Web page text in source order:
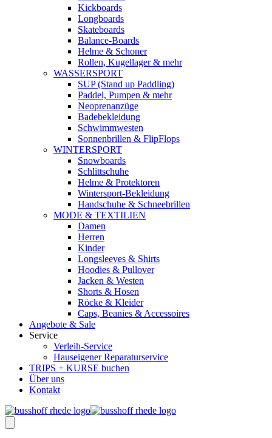
Kickboards
Longboards
Skateboards
Balance-Boards
Helme & Schoner
Rollen, Kugellager & mehr
WASSERSPORT
SUP (Stand up Paddling)
Paddel, Pumpen & mehr
Neoprenanzüge
Badebekleidung
Schwimmwesten
Sonnenbrillen & FlipFlops
WINTERSPORT
Snowboards
Schlittschuhe
Helme & Protektoren
Wintersport-Bekleidung
Handschuhe & Schneebrillen
MODE & TEXTILIEN
Damen
Herren
Kinder
Longsleeves & Shirts
Hoodies & Pullover
Jacken & Westen
Shorts & Hosen
Röcke & Kleider
Caps, Beanies & Accessoires
Angebote & Sale
Service
Verleih-Service
Hauseigener Reparaturservice
TRIPS + KURSE buchen
Über uns
Kontakt